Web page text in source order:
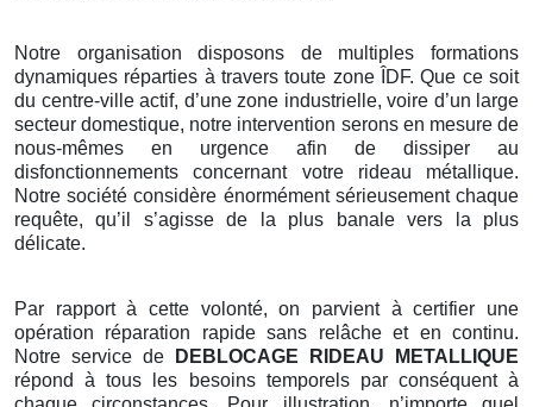
Notre organisation disposons de multiples formations
dynamiques réparties à travers toute zone ÎDF. Que ce soit
du centre-ville actif, d’une zone industrielle, voire d’un large
secteur domestique, notre intervention serons en mesure de
nous-mêmes en urgence afin de dissiper au
disfonctionnements concernant votre rideau métallique.
Notre société considère énormément sérieusement chaque
requête, qu’il s’agisse de la plus banale vers la plus
délicate.
Par rapport à cette volonté, on parvient à certifier une
opération réparation rapide sans relâche et en continu.
Notre service de
DEBLOCAGE RIDEAU METALLIQUE
répond à tous les besoins temporels par conséquent à